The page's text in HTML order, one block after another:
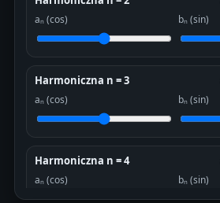
aₙ (cos) bₙ (sin)
Harmoniczna n = 3
aₙ (cos) bₙ (sin)
Harmoniczna n = 4
aₙ (cos) bₙ (sin)